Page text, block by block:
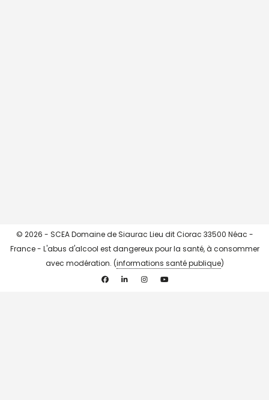
© 2026 - SCEA Domaine de Siaurac Lieu dit Ciorac 33500 Néac -
France - L'abus d'alcool est dangereux pour la santé, à consommer
avec modération. (informations santé publique)
FacebookLinkedin InstagramYouTube